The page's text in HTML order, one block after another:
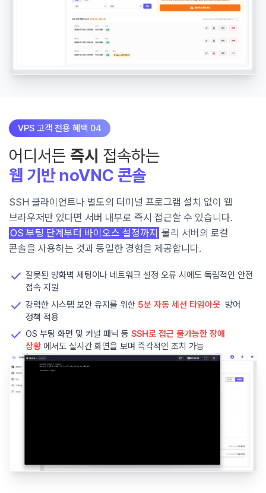
VPS 고객 전용 혜택 04
어디서든 즉시 접속하는
웹 기반 noVNC 콘솔
SSH 클라이언트나 별도의 터미널 프로그램 설치 없이 웹
브라우저만 있다면 서버 내부로 즉시 접근할 수 있습니다.
OS 부팅 단계부터 바이오스 설정까지 물리 서버의 로컬
콘솔을 사용하는 것과 동일한 경험을 제공합니다.
 잘못된 방화벽 세팅이나 네트워크 설정 오류 시에도 독립적인 안전
접속 지원
 강력한 시스템 보안 유지를 위한 5분 자동 세션 타임아웃 방어
정책 적용
 OS 부팅 화면 및 커널 패닉 등 SSH로 접근 불가능한 장애
상황 에서도 실시간 화면을 보며 즉각적인 조치 가능